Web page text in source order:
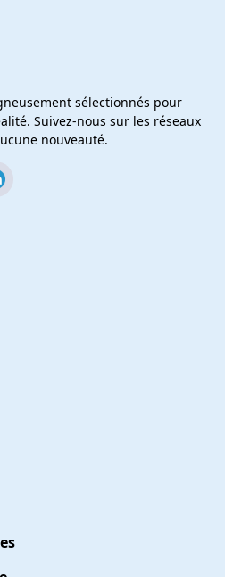
sélectionnés pour
Suivez-nous sur les réseaux
nouveauté.